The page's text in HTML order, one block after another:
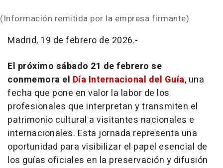
(Información remitida por la empresa firmante)
Madrid, 19 de febrero de 2026.-
El próximo sábado 21 de febrero se
conmemora el Día Internacional del Guía, una
fecha que pone en valor la labor de los
profesionales que interpretan y transmiten el
patrimonio cultural a visitantes nacionales e
internacionales. Esta jornada representa una
oportunidad para visibilizar el papel esencial de
los guías oficiales en la preservación y difusión